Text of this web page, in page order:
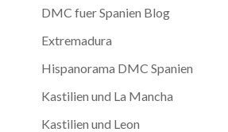
DMC fuer Spanien Blog
Extremadura
Hispanorama DMC Spanien
Kastilien und La Mancha
Kastilien und Leon